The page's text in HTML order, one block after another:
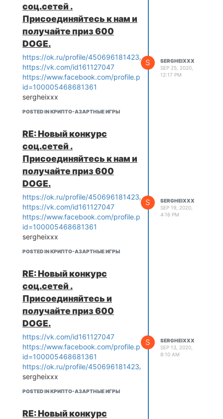
соц.сетей .
Присоединяйтесь к нам и
получайте приз 600
DOGE.
https://ok.ru/profile/450696181423/statuses
https://vk.com/id161127047
https://www.facebook.com/profile.php?
id=100005468681361
sergheixxx
POSTED IN КРИПТО-АЗАРТНЫЕ ИГРЫ
S
SERGHEIXXX
SEP 25, 2020,
12:17 PM
RE: Новый конкурс
соц.сетей .
Присоединяйтесь к нам и
получайте приз 600
DOGE.
https://ok.ru/profile/450696181423/statuses
https://vk.com/id161127047
https://www.facebook.com/profile.php?
id=100005468681361
sergheixxx
POSTED IN КРИПТО-АЗАРТНЫЕ ИГРЫ
S
SERGHEIXXX
SEP 19, 2020,
4:16 PM
RE: Новый конкурс
соц.сетей .
Присоединяйтесь и
получайте приз 600
DOGE.
https://vk.com/id161127047
https://www.facebook.com/profile.php?
id=100005468681361
https://ok.ru/profile/450696181423/statuses
sergheixxx
POSTED IN КРИПТО-АЗАРТНЫЕ ИГРЫ
S
SERGHEIXXX
SEP 13, 2020,
8:10 AM
RE: Новый конкурс